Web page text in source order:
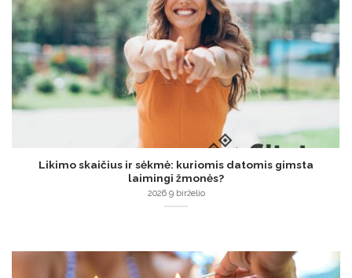
Likimo skaičius ir sėkmė: kuriomis datomis gimsta
laimingi žmonės?
2026 9 birželio